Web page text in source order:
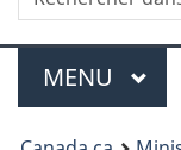
Menu
MENU
You